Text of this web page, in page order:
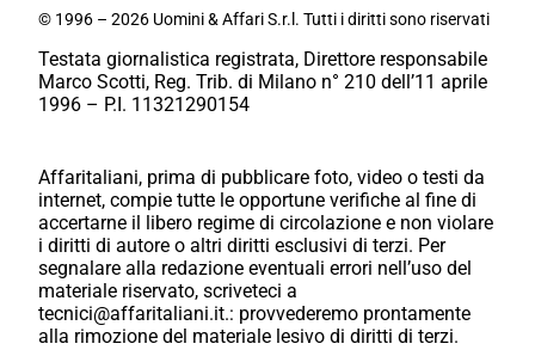
© 1996 – 2026 Uomini & Affari S.r.l. Tutti i diritti sono riservati
Testata giornalistica registrata, Direttore responsabile
Marco Scotti, Reg. Trib. di Milano n° 210 dell’11 aprile
1996 – P.I. 11321290154
Affaritaliani, prima di pubblicare foto, video o testi da
internet, compie tutte le opportune verifiche al fine di
accertarne il libero regime di circolazione e non violare
i diritti di autore o altri diritti esclusivi di terzi. Per
segnalare alla redazione eventuali errori nell’uso del
materiale riservato, scriveteci a
tecnici@affaritaliani.it.: provvederemo prontamente
alla rimozione del materiale lesivo di diritti di terzi.